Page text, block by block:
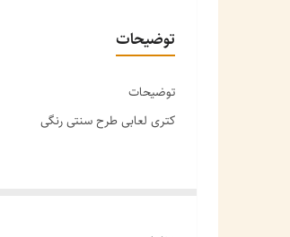
توضیحات
توضیحات
کتری لعابی طرح سنتی رنگی